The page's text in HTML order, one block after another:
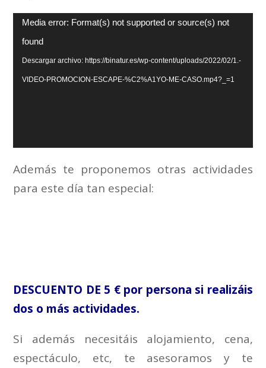
Reproductor
de
vídeo
Media error: Format(s) not supported or source(s) not
found
Descargar archivo: https://binatur.es/wp-content/uploads/2022/02/1.-
VIDEO-PROMOCION-ESCAPE-%C2%A1YO-ME-CASO.mp4?_=1
Además te proponemos otras actividades
para este día tan especial:
DESCUENTO DE 5 € por persona si realizáis
dos o más actividades.
Si además necesitáis alojamiento, cena,
espectáculo, etc, te asesoramos y te